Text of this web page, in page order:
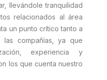
llevándole tranquilidad
relacionados al área
un punto crítico tanto a
compañías, ya que
experiencia y
los que cuenta nuestro